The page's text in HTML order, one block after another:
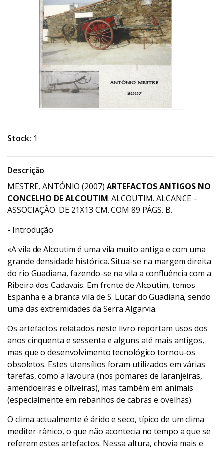
Stock: 1
Descrição
MESTRE, ANTÓNIO (2007) ARTEFACTOS ANTIGOS NO
CONCELHO DE ALCOUTIM. ALCOUTIM. ALCANCE –
ASSOCIAÇÃO. DE 21X13 CM. COM 89 PÁGS. B.
- Introdução
«A vila de Alcoutim é uma vila muito antiga e com uma
grande densidade histórica. Situa-se na margem direita
do rio Guadiana, fazendo-se na vila a confluência com a
Ribeira dos Cadavais. Em frente de Alcoutim, temos
Espanha e a branca vila de S. Lucar do Guadiana, sendo
uma das extremidades da Serra Algarvia.
Os artefactos relatados neste livro reportam usos dos
anos cinquenta e sessenta e alguns até mais antigos,
mas que o desenvolvimento tecnológico tornou-os
obsoletos. Estes utensílios foram utilizados em várias
tarefas, como a lavoura (nos pomares de laranjeiras,
amendoeiras e oliveiras), mas também em animais
(especialmente em rebanhos de cabras e ovelhas).
O clima actualmente é árido e seco, típico de um clima
mediter-rânico, o que não acontecia no tempo a que se
referem estes artefactos. Nessa altura, chovia mais e